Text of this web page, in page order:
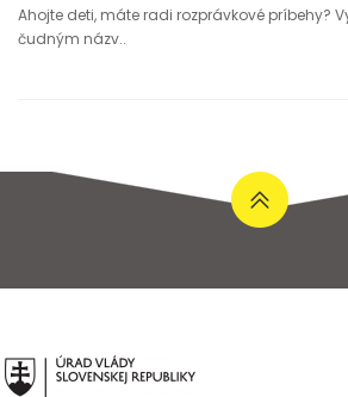
Ahojte deti, máte radi rozprávkové príbehy?
čudným názv..